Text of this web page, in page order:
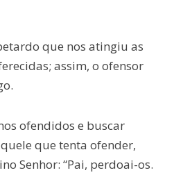
que nos atingiu as
assim, o ofensor
ofendidos e buscar
que tenta ofender,
Senhor: “Pai, perdoai-os.